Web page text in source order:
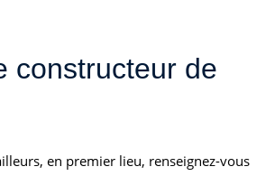
constructeur de
en premier lieu, renseignez-vous